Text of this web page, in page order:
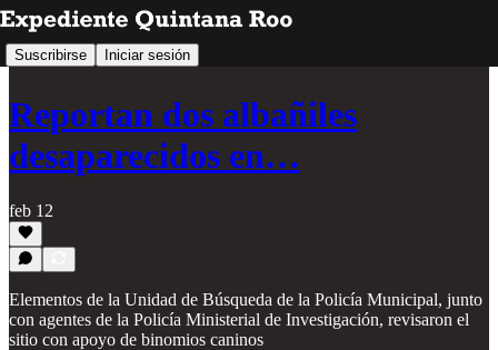
Suscribirse Iniciar sesión
Reportan dos albañiles
desaparecidos en…
feb 12
Elementos de la Unidad de Búsqueda de la Policía Municipal, junto
con agentes de la Policía Ministerial de Investigación, revisaron el
sitio con apoyo de binomios caninos